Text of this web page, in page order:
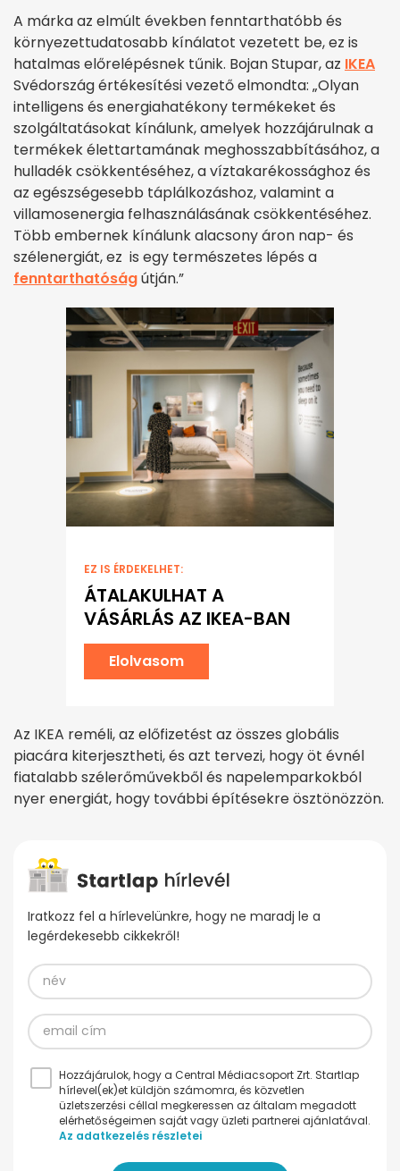
A márka az elmúlt években fenntarthatóbb és
környezettudatosabb kínálatot vezetett be, ez is
hatalmas előrelépésnek tűnik. Bojan Stupar, az IKEA
Svédország értékesítési vezető elmondta: „Olyan
intelligens és energiahatékony termékeket és
szolgáltatásokat kínálunk, amelyek hozzájárulnak a
termékek élettartamának meghosszabbításához, a
hulladék csökkentéséhez, a víztakarékossághoz és
az egészségesebb táplálkozáshoz, valamint a
villamosenergia felhasználásának csökkentéséhez.
Több embernek kínálunk alacsony áron nap- és
szélenergiát, ez is egy természetes lépés a
fenntarthatóságútján.”
EZ IS ÉRDEKELHET:
ÁTALAKULHAT A
VÁSÁRLÁS AZ IKEA-BAN
Elolvasom
Az IKEA reméli, az előfizetést az összes globális
piacára kiterjesztheti, és azt tervezi, hogy öt évnél
fiatalabb szélerőművekből és napelemparkokból
nyer energiát, hogy további építésekre ösztönözzön.
Iratkozz fel a hírlevelünkre, hogy ne maradj le a
legérdekesebb cikkekről!
Hozzájárulok, hogy a Central Médiacsoport Zrt. Startlap
hírlevel(ek)et küldjön számomra, és közvetlen
üzletszerzési céllal megkeressen az általam megadott
elérhetőségeimen saját vagy üzleti partnerei ajánlatával.
Az adatkezelés részletei